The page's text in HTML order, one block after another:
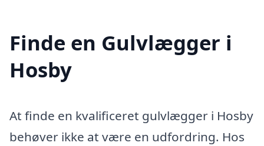
Finde en Gulvlægger i
Hosby
At finde en kvalificeret gulvlægger i Hosby
behøver ikke at være en udfordring. Hos